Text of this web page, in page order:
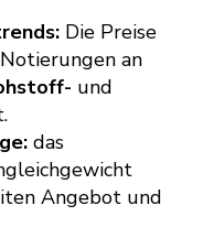
Die Preise
an
und
das
Angebot und